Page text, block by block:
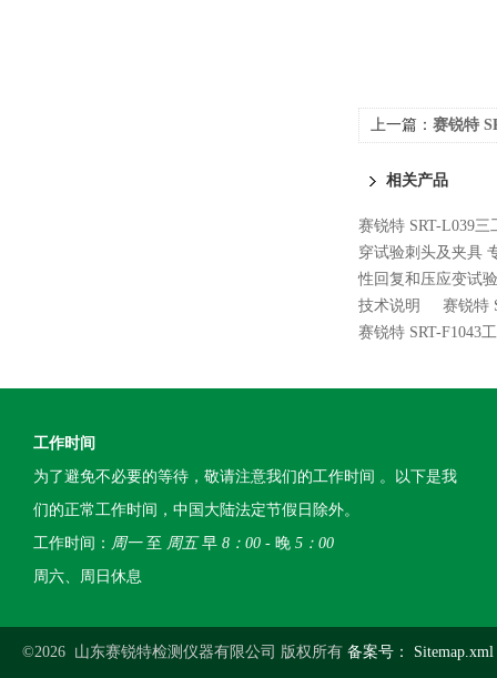
上一篇： 赛锐特
相关产品
赛锐特 SRT-L039
穿试验刺头及夹具
性回复和压应变试
技术说明
赛锐特
赛锐特 SRT-F1043
工作时间
为了避免不必要的等待，敬请注意我们的工作时间 。以下是我
们的正常工作时间，中国大陆法定节假日除外。
工作时间： 周一至 周五早 8：00 - 晚 5：00
周六、周日休息
©2026 山东赛锐特检测仪器有限公司 版权所有 备案号： Sitemap.xml